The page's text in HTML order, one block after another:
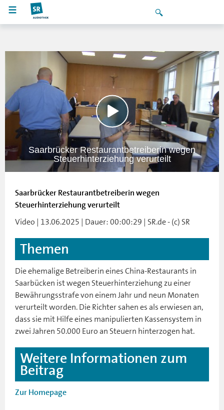
Saarbrücker Restaurantbetreiberin wegen
Steuerhinterziehung verurteilt
Saarbrücker Restaurantbetreiberin wegen
Steuerhinterziehung verurteilt
Video | 13.06.2025 | Dauer: 00:00:29 | SR.de - (c) SR
Themen
Die ehemalige Betreiberin eines China-Restaurants in
Saarbücken ist wegen Steuerhinterziehung zu einer
Bewährungsstrafe von einem Jahr und neun Monaten
verurteilt worden. Die Richter sahen es als erwiesen an,
dass sie mit Hilfe eines manipulierten Kassensystem in
zwei Jahren 50.000 Euro an Steuern hinterzogen hat.
Weitere Informationen zum
Beitrag
Zur Homepage